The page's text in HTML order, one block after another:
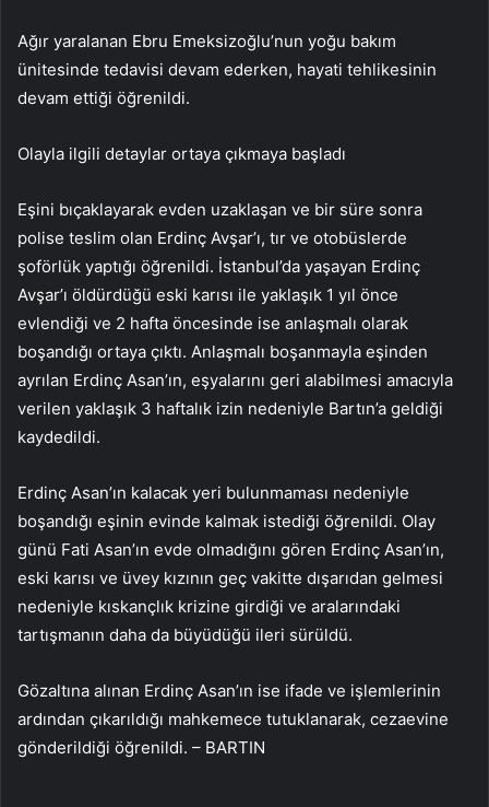
Ağır yaralanan Ebru Emeksizoğlu’nun yoğu bakım
ünitesinde tedavisi devam ederken, hayati tehlikesinin
devam ettiği öğrenildi.
Olayla ilgili detaylar ortaya çıkmaya başladı
Eşini bıçaklayarak evden uzaklaşan ve bir süre sonra
polise teslim olan Erdinç Avşar’ı, tır ve otobüslerde
şoförlük yaptığı öğrenildi. İstanbul’da yaşayan Erdinç
Avşar’ı öldürdüğü eski karısı ile yaklaşık 1 yıl önce
evlendiği ve 2 hafta öncesinde ise anlaşmalı olarak
boşandığı ortaya çıktı. Anlaşmalı boşanmayla eşinden
ayrılan Erdinç Asan’ın, eşyalarını geri alabilmesi amacıyla
verilen yaklaşık 3 haftalık izin nedeniyle Bartın’a geldiği
kaydedildi.
Erdinç Asan’ın kalacak yeri bulunmaması nedeniyle
boşandığı eşinin evinde kalmak istediği öğrenildi. Olay
günü Fati Asan’ın evde olmadığını gören Erdinç Asan’ın,
eski karısı ve üvey kızının geç vakitte dışarıdan gelmesi
nedeniyle kıskançlık krizine girdiği ve aralarındaki
tartışmanın daha da büyüdüğü ileri sürüldü.
Gözaltına alınan Erdinç Asan’ın ise ifade ve işlemlerinin
ardından çıkarıldığı mahkemece tutuklanarak, cezaevine
gönderildiği öğrenildi. – BARTIN